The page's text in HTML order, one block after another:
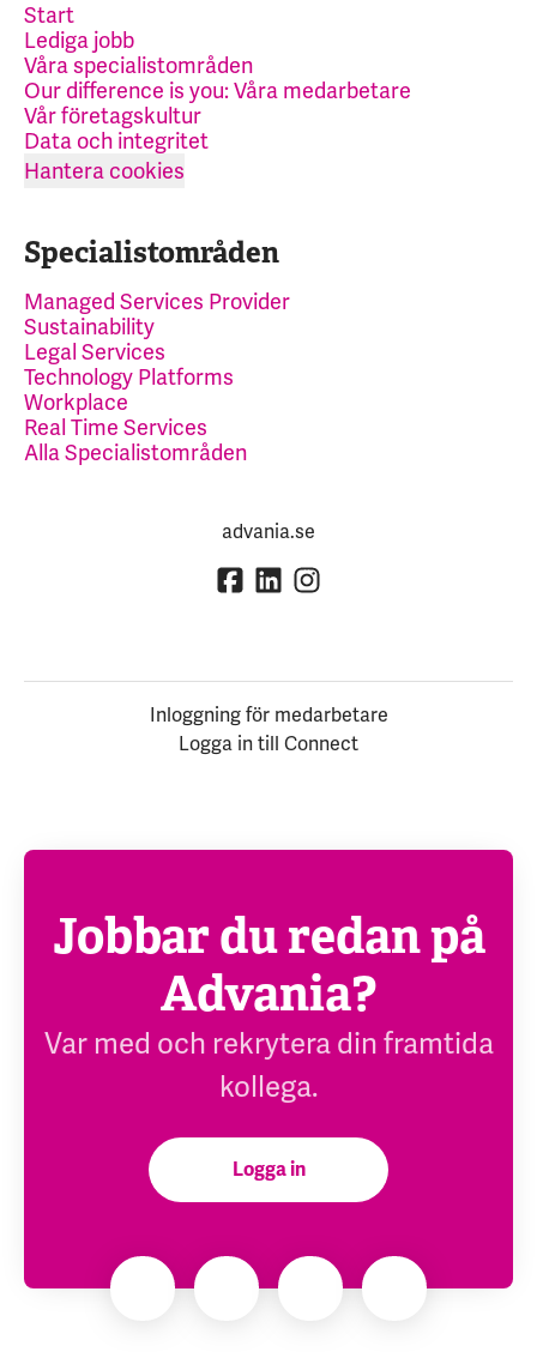
Start
Lediga jobb
Våra specialistområden
Our difference is you: Våra medarbetare
Vår företagskultur
Data och integritet
Hantera cookies
Specialistområden
Managed Services Provider
Sustainability
Legal Services
Technology Platforms
Workplace
Real Time Services
Alla Specialistområden
advania.se
Inloggning för medarbetare
Logga in till Connect
Jobbar du redan på
Advania?
Var med och rekrytera din framtida
kollega.
Logga in